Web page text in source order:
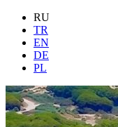
RU
TR
EN
DE
PL